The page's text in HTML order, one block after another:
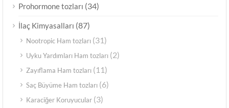
Prohormone tozları (34)
İlaç Kimyasalları (87)
Nootropic Ham tozları (31)
Uyku Yardımları Ham tozları (2)
Zayıflama Ham tozları (11)
Saç Büyüme Ham tozları (6)
Karaciğer Koruyucular (3)